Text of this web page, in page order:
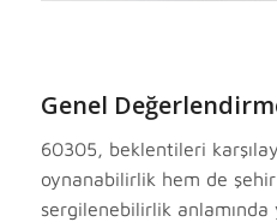
Genel
60305, beklentileri
oynanabilirlik hem de
sergilenebilirlik